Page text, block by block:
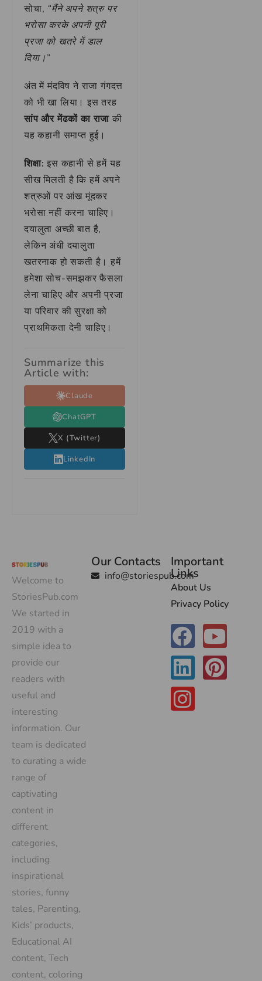
सोचा, “मैंने अपने शत्रु पर
भरोसा करके अपनी पूरी
प्रजा को खतरे में डाल
दिया।”
अंत में मंदविष ने राजा गंगदत्त
को भी खा लिया। इस तरह
सांप और मेंढकों का राजा की
यह कहानी समाप्त हुई।
शिक्षा: इस कहानी से हमें यह
सीख मिलती है कि हमें अपने
शत्रुओं पर आंख मूंदकर
भरोसा नहीं करना चाहिए।
दयालुता अच्छी बात है,
लेकिन अंधी दयालुता
खतरनाक हो सकती है। हमें
हमेशा सोच-समझकर फैसला
लेना चाहिए और अपनी प्रजा
या परिवार की सुरक्षा को
प्राथमिकता देनी चाहिए।
Summarize this
Article with:
Claude
ChatGPT
X (Twitter)
LinkedIn
Welcome to
StoriesPub.com
We started in
2019 with a
simple idea to
provide our
readers with
useful and
interesting
information. Our
team is dedicated
to curating a wide
range of
captivating
content in
different
categories,
including
inspirational
stories, funny
tales, Parenting,
Kids’ products,
Educational AI
content, Tech
content, coloring
Our Contacts
info@storiespub.com
Important
Links
About Us
Privacy Policy